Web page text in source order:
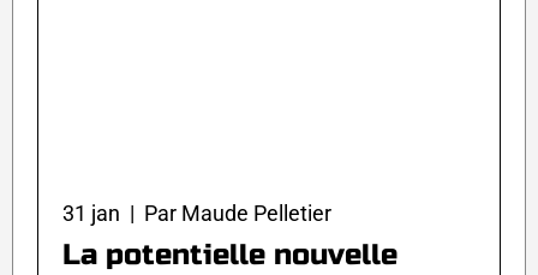
31 jan | Par Maude Pelletier
La potentielle nouvelle